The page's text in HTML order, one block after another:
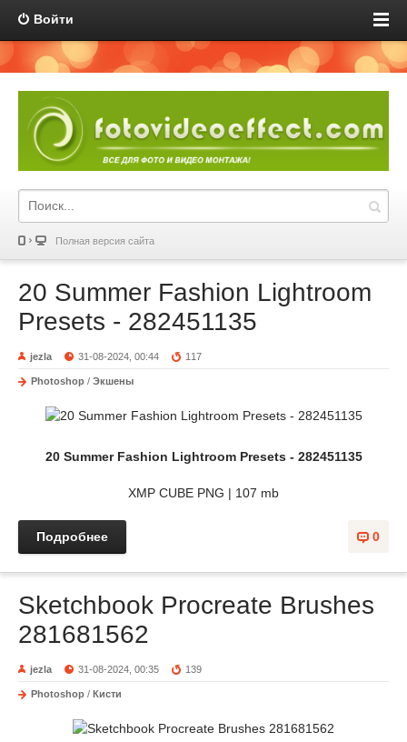
Войти
Полная версия сайта
20 Summer Fashion Lightroom
Presets - 282451135
jezla 31-08-2024, 00:44 117
Photoshop / Экшены
20 Summer Fashion Lightroom Presets - 282451135
XMP CUBE PNG | 107 mb
0
Подробнее
Sketchbook Procreate Brushes
281681562
jezla 31-08-2024, 00:35 139
Photoshop / Кисти